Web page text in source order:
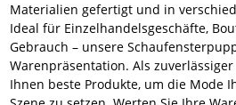
Materialien gefertigt und in
Ideal für Einzelhandelsgeschäfte,
Gebrauch – unsere
Warenpräsentation. Als
Ihnen beste Produkte, um die Mode